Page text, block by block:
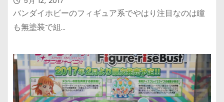
バンダイホビーのフィギュア系でやはり注目なのは瞳
も無塗装で組…